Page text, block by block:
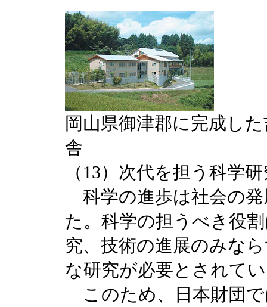
岡山県御津郡に完成し
舎
（13）次代を担う科学
科学の進歩は社会の
た。科学の担うべき役
究、技術の進展のみな
な研究が必要とされて
このため、日本財団で